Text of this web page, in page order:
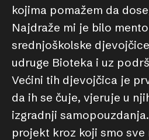
kojima pomažem da
Najdraže mi je bilo
srednjoškolske
udruge Bioteka i uz
Većini tih djevojčica je
da ih se čuje, vjeruje u
izgradnji
projekt kroz koji smo sve